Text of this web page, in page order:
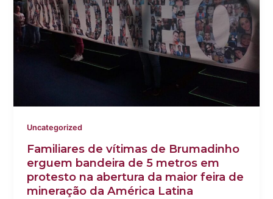
Uncategorized
Familiares de vítimas de Brumadinho
erguem bandeira de 5 metros em
protesto na abertura da maior feira de
mineração da América Latina